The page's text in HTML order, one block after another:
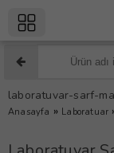
laboratuvar-sarf-
Anasayfa » Laboratuar